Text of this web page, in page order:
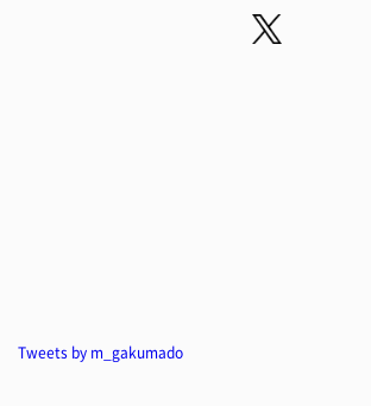
Tweets by m_gakumado